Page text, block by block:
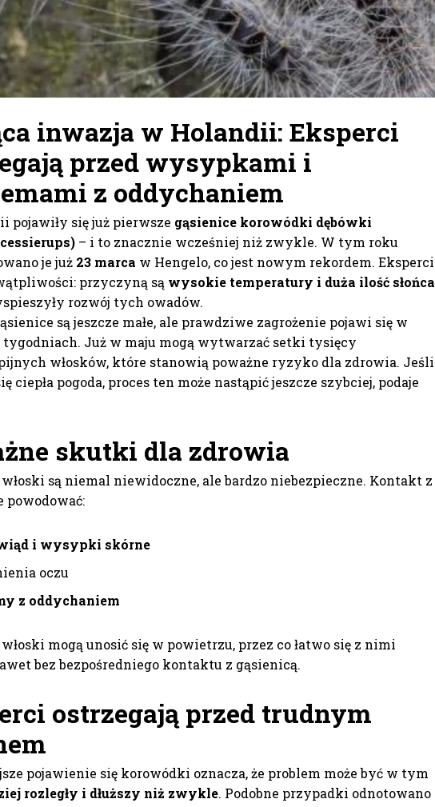
inwazja w Holandii: Eksperci
przed wysypkami i
z oddychaniem
pojawiły się już pierwsze gąsienice korowódki dębówki
– i to znacznie wcześniej niż zwykle. W tym roku
je już 23 marca w Hengelo, co jest nowym rekordem. Eksperci
przyczyną są wysokie temperatury i duża ilość słońca
rozwój tych owadów.
są jeszcze małe, ale prawdziwe zagrożenie pojawi się w
Już w maju mogą wytwarzać setki tysięcy
włosków, które stanowią poważne ryzyko dla zdrowia. Jeśli
ciepła pogoda, proces ten może nastąpić jeszcze szybciej, podaje
skutki dla zdrowia
włoski są niemal niewidoczne, ale bardzo niebezpieczne. Kontakt z
powodować:
i wysypki skórne
oczu
z oddychaniem
włoski mogą unosić się w powietrzu, przez co łatwo się z nimi
bez bezpośredniego kontaktu z gąsienicą.
ostrzegają przed trudnym
pojawienie się korowódki oznacza, że problem może być w tym
rozległy i dłuższy niż zwykle. Podobne przypadki odnotowano